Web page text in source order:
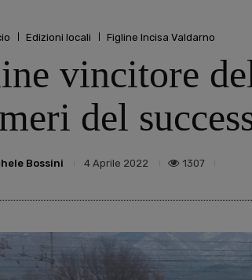
Edizioni locali Figline Incisa Valdarno
vincitore
del
Bossini 4 Aprile 2022 1307